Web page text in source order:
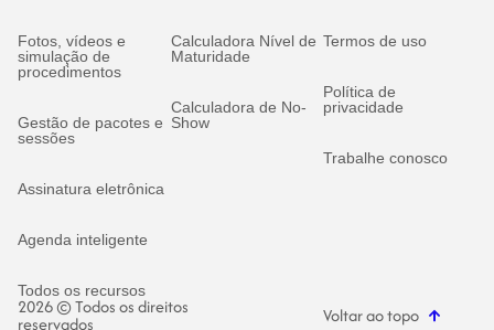
Fotos, vídeos e
simulação de
procedimentos
Gestão de pacotes e
sessões
Assinatura eletrônica
Agenda inteligente
Todos os recursos
Calculadora Nível de
Maturidade
Calculadora de No-
Show
Termos de uso
Política de
privacidade
Trabalhe conosco
2026 © Todos os direitos
reservados Voltar ao topo